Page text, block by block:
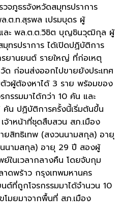
จภูธรจังหวัดสมุทรปราการ
.ต.ท.สุรพล เปรมบุดร ผู้
ละ พล.ต.ต.วิชิต บุญชินวุฒิกุล ผู้
ทรปราการ ได้เปิดปฏิบัติการ
ยานยนต์ รายใหญ่ ที่ก่อเหตุ
ด ก่อนส่งออกไปขายยังประเทศ
วผู้ต้องหาได้ 3 ราย พร้อมของ
รรมมาได้กว่า 10 คัน และ
น ปฏิบัติการครั้งนี้เริ่มต้นขึ้น
าหน้าที่ชุดสืบสวน สภ.เมือง
ยสิทธิเทพ (สงวนนามสกุล) อายุ
นามสกุล) อายุ 29 ปี สองผู้
ในเวลากลางคืน โดยจับกุม
ดพร้าว กรุงเทพมหานคร
ที่ถูกโจรกรรมมาได้จำนวน 10
โมยมาจากพื้นที่ สภ.เมือง